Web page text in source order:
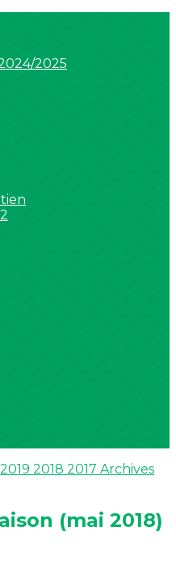
2025
2019 2018 2017 Archives
(mai 2018)